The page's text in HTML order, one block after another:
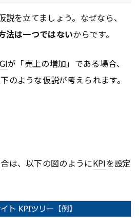
説を立てましょう。なぜなら、
法は一つではないからです。
が「売上の増加」である場合、
のような仮説が考えられます。
は、以下の図のようにKPIを設定